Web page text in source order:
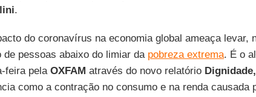
.
do coronavírus na economia global ameaça levar,
de pessoas abaixo do limiar da pobreza extrema. É o
feira pela OXFAM através do novo relatório
como a contração no consumo e na renda causada